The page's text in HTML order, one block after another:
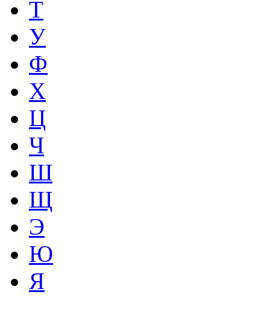
Т
У
Ф
Х
Ц
Ч
Ш
Щ
Э
Ю
Я